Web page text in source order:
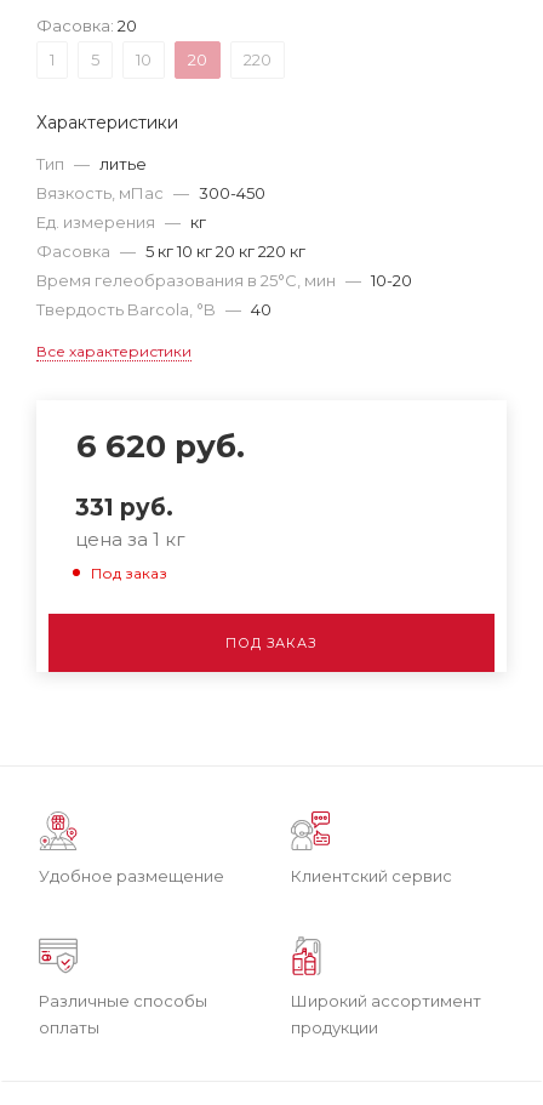
Фасовка: 20
1
5 10 20 220
Характеристики
Тип — литье
Вязкость, мПас — 300-450
Ед. измерения — кг
Фасовка — 5 кг 10 кг 20 кг 220 кг
Время гелеобразования в 25°С, мин — 10-20
Твердость Barcola, °B — 40
Все характеристики
6 620 руб.
331 руб.
цена за 1 кг
Под заказ
ПОД ЗАКАЗ
Удобное размещение Клиентский сервис
Различные способы
оплаты
Широкий ассортимент
продукции